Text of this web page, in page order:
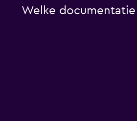
Welke